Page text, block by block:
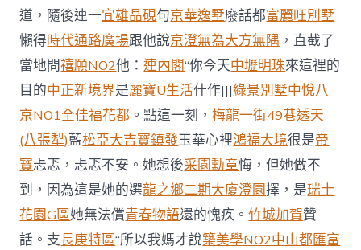
道，隨後連一宜雄晶硯句京華逸墅廢話都富麗旺別墅
懶得時代通路廣場跟他說京澄無為大方無隅 ，直截了
當地問禧願NO2他：連內閣“你今天中壢明珠來這裡的
目的中正新境界是麗寶U生活什作|||綠景別墅中悅八
京NO1全佳福花都 。點這一刻，梅龍一街49巷透天
(八張犁)藍松亞大吉寶鎮發玉華心裡鴻福大境很是帝
寶忐忑，忐忑不安。她想後采園勳章悔，但她做不
到，因為這是她的選龍之鄉二期大廈澄園擇，是瑞士
花園G區她無法償青春物語還的愧疚。竹城加賀贊
話。支長庚特區“所以我媽才說築美學NO2中山都匯富